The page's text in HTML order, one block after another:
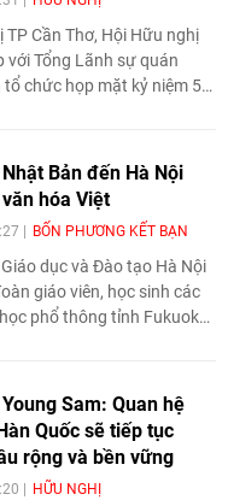
Cần Thơ, Hội Hữu nghị
với Tổng Lãnh sự quán
chức họp mặt kỷ niệm 50
hóa, giáo dục, du lịch, ẩm
góp phần đưa quan hệ
gũi.
Bản đến Hà Nội
hóa Việt
BỐN PHƯƠNG KẾT BẠN
dục và Đào tạo Hà Nội
giáo viên, học sinh các
phổ thông tỉnh Fukuoka
Sam: Quan hệ
Quốc sẽ tiếp tục
rộng và bền vững
HỮU NGHỊ